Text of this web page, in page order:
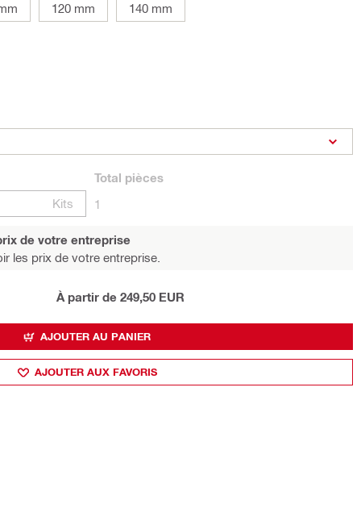
120 mm 140 mm
Kits
Total pièces
1
de votre entreprise
les prix de votre entreprise.
À partir de 249,50 EUR
AJOUTER AU PANIER
AJOUTER AUX FAVORIS